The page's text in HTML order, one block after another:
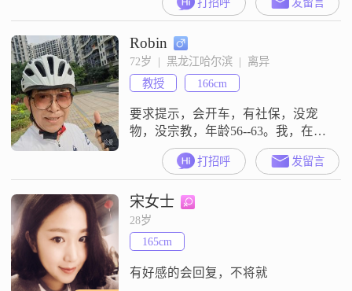
月收入在3001到5000元之间
##3002##我是一个安静内敛的人，
平时不怎么爱热闹，更喜欢安安静
静地待着##3002##我比较注重健康
管理，也会好好照顾自己的身体
##3002##我热爱生活，觉得日子平
平淡淡才是
Robin
72岁  |  黑龙江哈尔滨  |  离异
教授
166cm
要求提示，会开车，有社保，没宠
物，没宗教，年龄56--63。我，在深
圳高校工作（已退休，1955年出
生），性格开朗,乐观向上,风趣幽
默、体贴入微。爱好旅游、摄影、
诗词，喜爱运动，像游泳、骑行还
有其他，身材匀称，身体健康，是
我现在的状态。我，理工男，祖籍
江苏，天津出生，哈尔滨长大哈工
大毕业留校，深圳高校退休。退休
打招呼 发留言
宋女士
28岁
165cm
有好感的会回复，不将就